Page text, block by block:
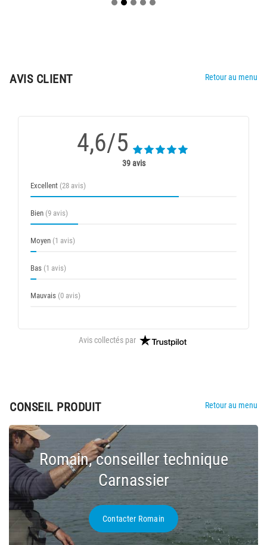
AVIS CLIENT Retour au menu
4,6/5
39 avis
Excellent (28 avis)
Bien (9 avis)
Moyen (1 avis)
Bas (1 avis)
Mauvais (0 avis)
Avis collectés par
CONSEIL PRODUIT Retour au menu
Romain, conseiller technique
Carnassier
Contacter Romain